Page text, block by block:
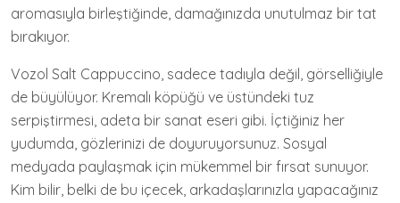
aromasıyla birleştiğinde, damağınızda unutulmaz bir tat
bırakıyor.
Vozol Salt Cappuccino, sadece tadıyla değil, görselliğiyle
de büyülüyor. Kremalı köpüğü ve üstündeki tuz
serpiştirmesi, adeta bir sanat eseri gibi. İçtiğiniz her
yudumda, gözlerinizi de doyuruyorsunuz. Sosyal
medyada paylaşmak için mükemmel bir fırsat sunuyor.
Kim bilir, belki de bu içecek, arkadaşlarınızla yapacağınız